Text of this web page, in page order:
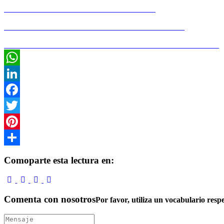
WhatsApp
LinkedIn
Facebook
Twitter
Pinterest
Comoparte esta lectura en:
Comenta con nosotrosPor favor, utiliza un vocabulario